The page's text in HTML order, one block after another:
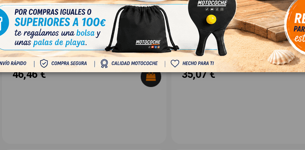
SEAT LEON (1P1)
OEM:-
ID:1568013
38,40 € Sin IVA
46,46 €
SEAT LEON (1P1)
OEM:
1567950
28,98 € Sin IVA
35,07 €